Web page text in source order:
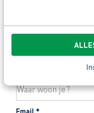
Toevoeging
Email *